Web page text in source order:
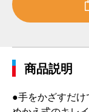
商品説明
●手をかざすだ